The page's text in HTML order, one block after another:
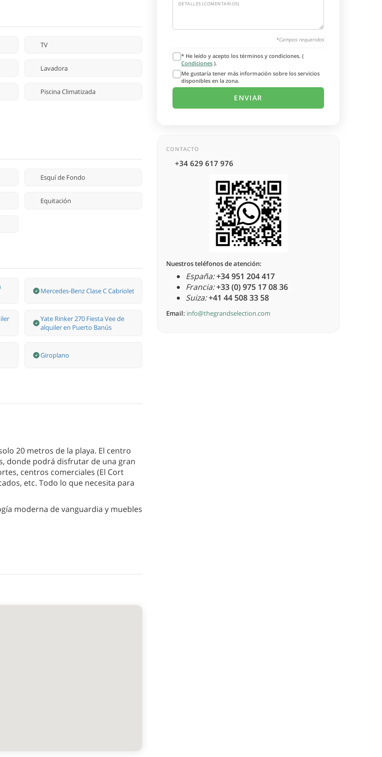
TV
Lavadora
Piscina Climatizada
Esquí de Fondo
Equitación
Mercedes-Benz Clase С Cabriolet
Yate Rinker 270 Fiesta Vee de
alquiler en Puerto Banús
Giroplano
20 metros de la playa. El centro
donde podrá disfrutar de una gran
centros comerciales (El Cort
etc. Todo lo que necesita para
moderna de vanguardia y muebles
DETALLES (COMENTARIOS)
*Campos requeridos
* He leído y acepto los términos y condiciones. (
Condiciones ).
Me gustaría tener más información sobre los servicios
disponibles en la zona.
CONTACTO
+34 629 617 976
Nuestros teléfonos de atención:
España:+34 951 204 417
Francia:+33 (0) 975 17 08 36
Suiza:+41 44 508 33 58
Email: info@thegrandselection.com